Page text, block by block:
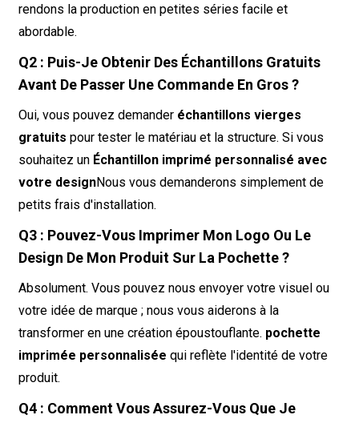
rendons la production en petites séries facile et
abordable.
Q2 : Puis-Je Obtenir Des Échantillons Gratuits
Avant De Passer Une Commande En Gros ?
Oui, vous pouvez demander échantillons vierges
gratuits pour tester le matériau et la structure. Si vous
souhaitez un Échantillon imprimé personnalisé avec
votre designNous vous demanderons simplement de
petits frais d'installation.
Q3 : Pouvez-Vous Imprimer Mon Logo Ou Le
Design De Mon Produit Sur La Pochette ?
Absolument. Vous pouvez nous envoyer votre visuel ou
votre idée de marque ; nous vous aiderons à la
transformer en une création époustouflante. pochette
imprimée personnalisée qui reflète l'identité de votre
produit.
Q4 : Comment Vous Assurez-Vous Que Je